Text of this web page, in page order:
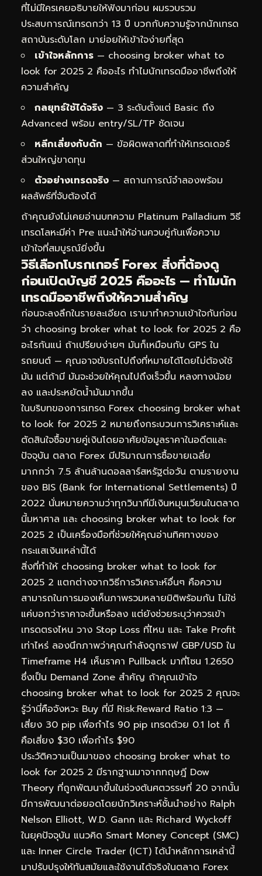
ที่ไม่มีใครเคยอธิบายให้ฟังมาก่อน ผมรวบรวม
ประสบการณ์เทรดกว่า 13 ปี บวกกับความรู้จากนักเทรด
สถาบันระดับโลก มาย่อยให้เข้าใจง่ายที่สุด
เข้าใจหลักการ — choosing broker what to
look for 2025 2 คืออะไร ทำไมนักเทรดมืออาชีพถึงให้
ความสำคัญ
กลยุทธ์ใช้ได้จริง — 3 ระดับตั้งแต่ Basic ถึง
Advanced พร้อม entry/SL/TP ชัดเจน
หลีกเลี่ยงกับดัก — ข้อผิดพลาดที่ทำให้เทรดเดอร์
ส่วนใหญ่ขาดทุน
ตัวอย่างเทรดจริง — สถานการณ์จำลองพร้อม
ผลลัพธ์ที่จับต้องได้
ถ้าคุณยังไม่เคยอ่านบทความ Platinum Palladium วิธี
เทรดโลหะมีค่า Pre แนะนำให้อ่านควบคู่กันเพื่อความ
เข้าใจที่สมบูรณ์ยิ่งขึ้น
วิธีเลือกโบรกเกอร์ Forex สิ่งที่ต้องดู
ก่อนเปิดบัญชี 2025 คืออะไร — ทำไมนัก
เทรดมืออาชีพถึงให้ความสำคัญ
ก่อนจะลงลึกในรายละเอียด เรามาทำความเข้าใจกันก่อน
ว่า choosing broker what to look for 2025 2 คือ
อะไรกันแน่ ถ้าเปรียบง่ายๆ มันก็เหมือนกับ GPS ใน
รถยนต์ — คุณอาจขับรถไปถึงที่หมายได้โดยไม่ต้องใช้
มัน แต่ถ้ามี มันจะช่วยให้คุณไปถึงเร็วขึ้น หลงทางน้อย
ลง และประหยัดน้ำมันมากขึ้น
ในบริบทของการเทรด Forex choosing broker what
to look for 2025 2 หมายถึงกระบวนการวิเคราะห์และ
ตัดสินใจซื้อขายคู่เงินโดยอาศัยข้อมูลราคาในอดีตและ
ปัจจุบัน ตลาด Forex มีปริมาณการซื้อขายเฉลี่ย
มากกว่า 7.5 ล้านล้านดอลลาร์สหรัฐต่อวัน ตามรายงาน
ของ BIS (Bank for International Settlements) ปี
2022 นั่นหมายความว่าทุกวินาทีมีเงินหมุนเวียนในตลาด
นี้มหาศาล และ choosing broker what to look for
2025 2 เป็นเครื่องมือที่ช่วยให้คุณอ่านทิศทางของ
กระแสเงินเหล่านี้ได้
สิ่งที่ทำให้ choosing broker what to look for
2025 2 แตกต่างจากวิธีการวิเคราะห์อื่นๆ คือความ
สามารถในการมองเห็นภาพรวมหลายมิติพร้อมกัน ไม่ใช่
แค่บอกว่าราคาจะขึ้นหรือลง แต่ยังช่วยระบุว่าควรเข้า
เทรดตรงไหน วาง Stop Loss ที่ไหน และ Take Profit
เท่าไหร่ ลองนึกภาพว่าคุณกำลังดูกราฟ GBP/USD ใน
Timeframe H4 เห็นราคา Pullback มาที่โซน 1.2650
ซึ่งเป็น Demand Zone สำคัญ ถ้าคุณเข้าใจ
choosing broker what to look for 2025 2 คุณจะ
รู้ว่านี่คือจังหวะ Buy ที่มี Risk:Reward Ratio 1:3 —
เสี่ยง 30 pip เพื่อกำไร 90 pip เทรดด้วย 0.1 lot ก็
คือเสี่ยง $30 เพื่อกำไร $90
ประวัติความเป็นมาของ choosing broker what to
look for 2025 2 มีรากฐานมาจากทฤษฎี Dow
Theory ที่ถูกพัฒนาขึ้นในช่วงต้นศตวรรษที่ 20 จากนั้น
มีการพัฒนาต่อยอดโดยนักวิเคราะห์ชั้นนำอย่าง Ralph
Nelson Elliott, W.D. Gann และ Richard Wyckoff
ในยุคปัจจุบัน แนวคิด Smart Money Concept (SMC)
และ Inner Circle Trader (ICT) ได้นำหลักการเหล่านี้
มาปรับปรุงให้ทันสมัยและใช้งานได้จริงในตลาด Forex